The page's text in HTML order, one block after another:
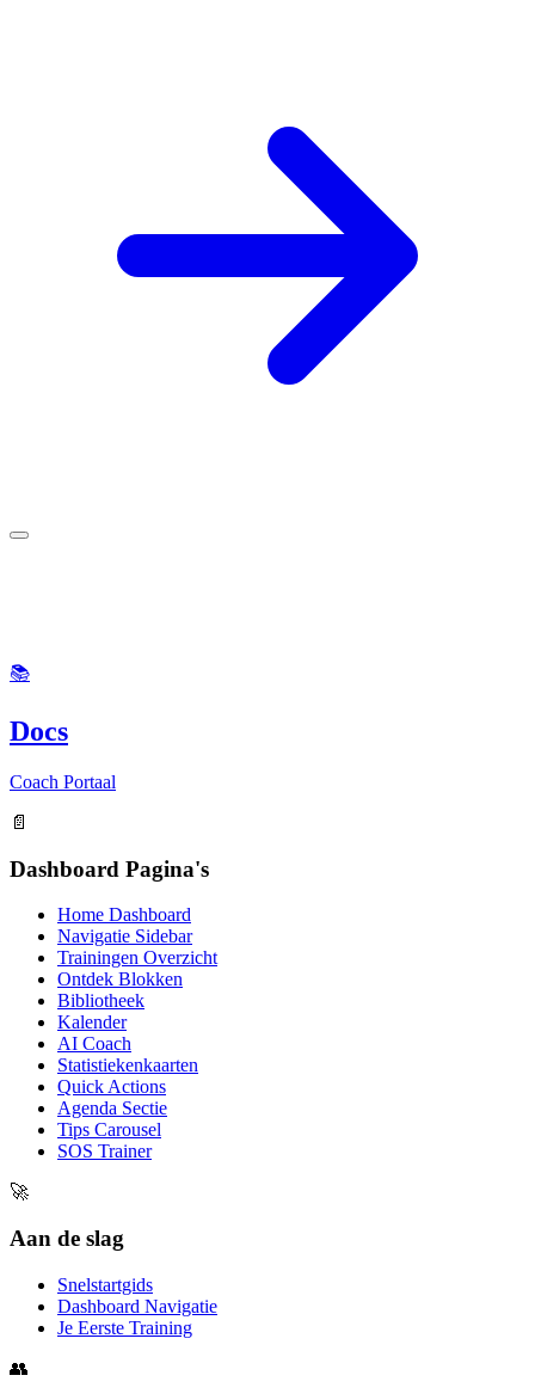
📚
Docs
Coach Portaal
📄
Dashboard Pagina's
Home Dashboard
Navigatie Sidebar
Trainingen Overzicht
Ontdek Blokken
Bibliotheek
Kalender
AI Coach
Statistiekenkaarten
Quick Actions
Agenda Sectie
Tips Carousel
SOS Trainer
🚀
Aan de slag
Snelstartgids
Dashboard Navigatie
Je Eerste Training
👥